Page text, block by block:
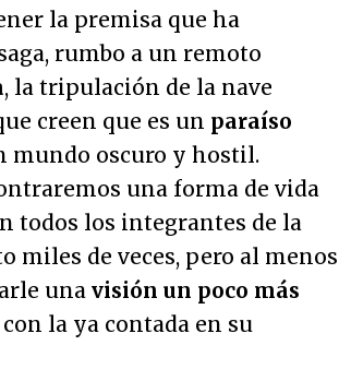
la premisa que ha
rumbo a un remoto
, la tripulación de la nave
creen que es un paraíso
mundo oscuro y hostil.
una forma de vida
todos los integrantes de la
miles de veces, pero al menos
una visión un poco más
la ya contada en su